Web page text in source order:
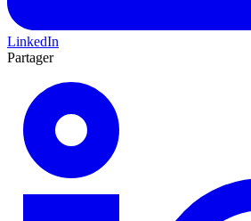
LinkedIn
Partager